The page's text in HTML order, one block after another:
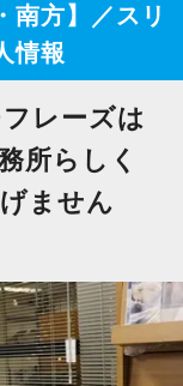
る
南方】／スリ
情報
レーズは
所らしく
ません